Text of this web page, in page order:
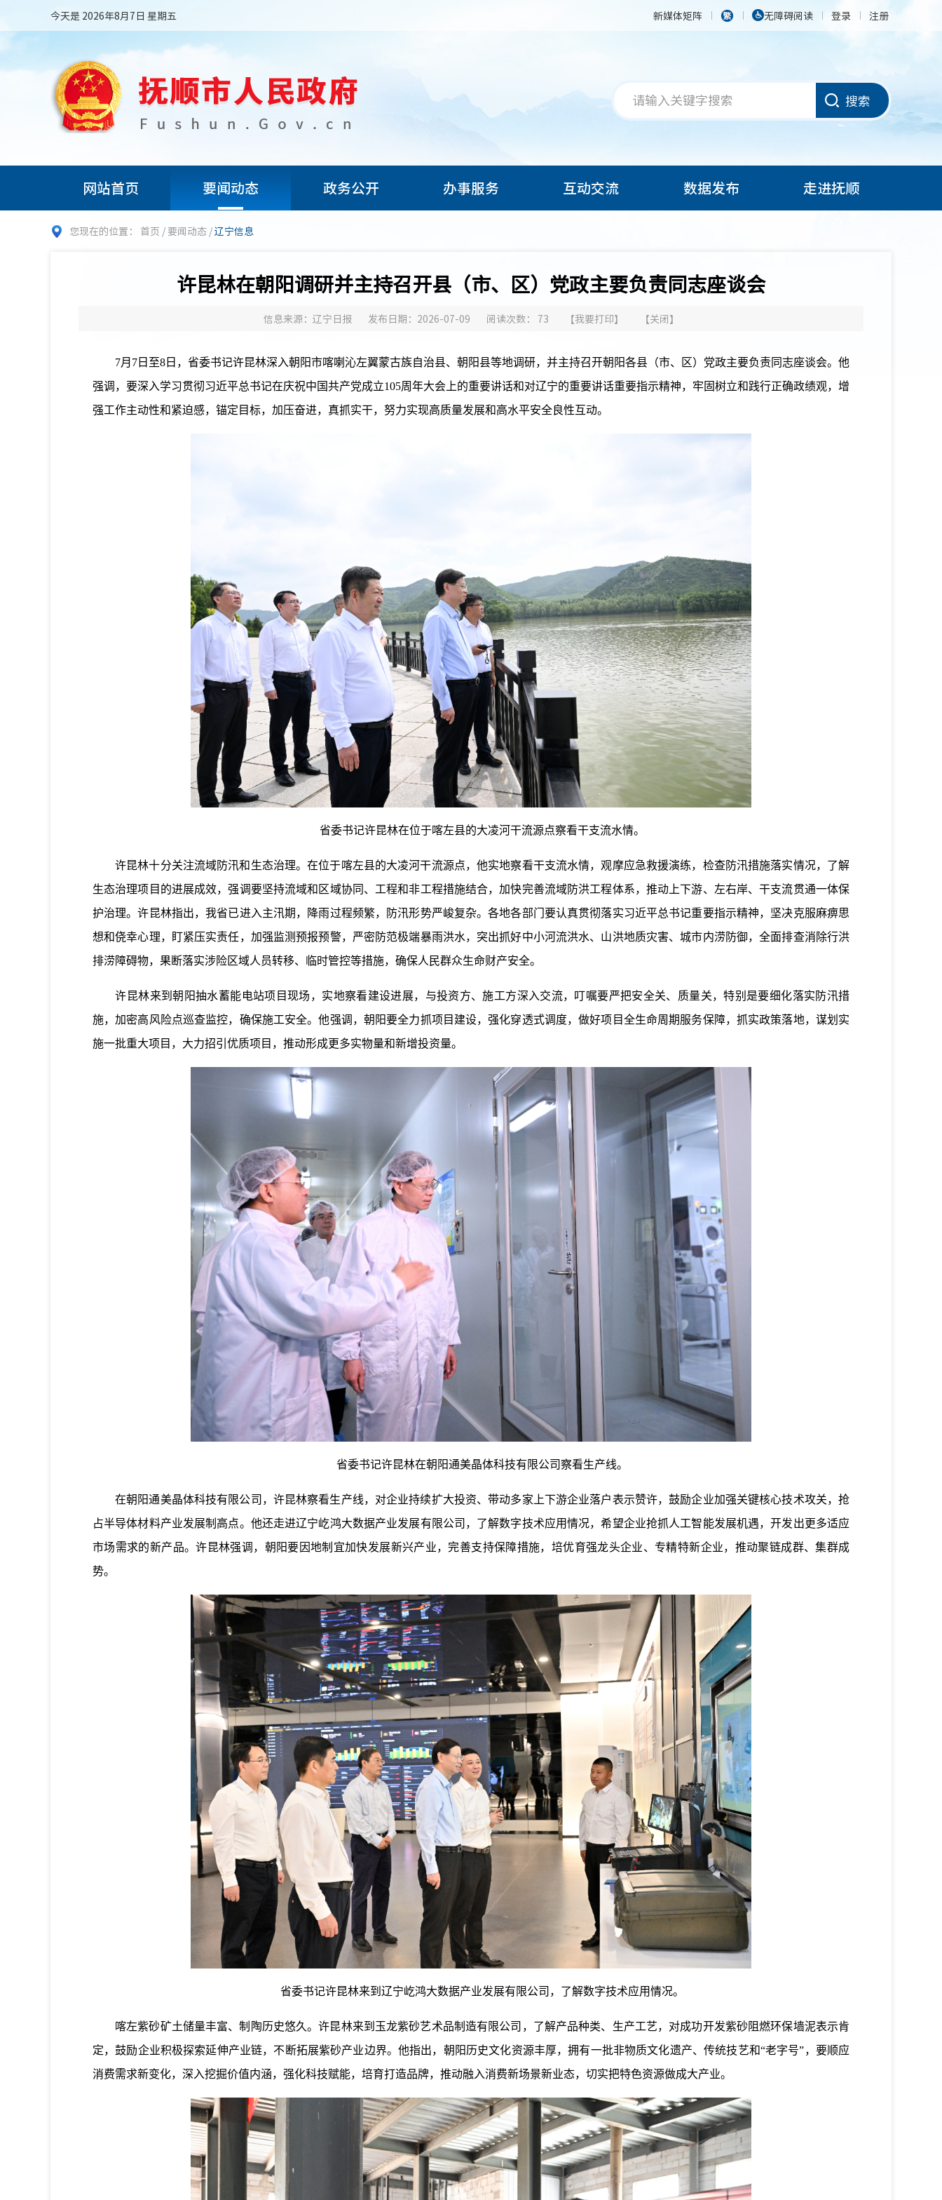
今天是 2026年8月7日 星期五 新媒体矩阵 无障碍阅读 登录 注册
搜索
网站首页 要闻动态 政务公开 办事服务 互动交流 数据发布 走进抚顺
您现在的位置： 首页 / 要闻动态 /辽宁信息
许昆林在朝阳调研并主持召开县（市、区）党政主要负责同志座谈会
信息来源：辽宁日报 发布日期：2026-07-09 阅读次数： 73 【我要打印】 【关闭】
7月7日至8日，省委书记许昆林深入朝阳市喀喇沁左翼蒙古族自治县、朝阳县等地调研，并主持召开朝阳各县（市、区）党政主要负责同志座谈会。他
强调，要深入学习贯彻习近平总书记在庆祝中国共产党成立105周年大会上的重要讲话和对辽宁的重要讲话重要指示精神，牢固树立和践行正确政绩观，增
强工作主动性和紧迫感，锚定目标，加压奋进，真抓实干，努力实现高质量发展和高水平安全良性互动。
省委书记许昆林在位于喀左县的大凌河干流源点察看干支流水情。
许昆林十分关注流域防汛和生态治理。在位于喀左县的大凌河干流源点，他实地察看干支流水情，观摩应急救援演练，检查防汛措施落实情况，了解
生态治理项目的进展成效，强调要坚持流域和区域协同、工程和非工程措施结合，加快完善流域防洪工程体系，推动上下游、左右岸、干支流贯通一体保
护治理。许昆林指出，我省已进入主汛期，降雨过程频繁，防汛形势严峻复杂。各地各部门要认真贯彻落实习近平总书记重要指示精神，坚决克服麻痹思
想和侥幸心理，盯紧压实责任，加强监测预报预警，严密防范极端暴雨洪水，突出抓好中小河流洪水、山洪地质灾害、城市内涝防御，全面排查消除行洪
排涝障碍物，果断落实涉险区域人员转移、临时管控等措施，确保人民群众生命财产安全。
许昆林来到朝阳抽水蓄能电站项目现场，实地察看建设进展，与投资方、施工方深入交流，叮嘱要严把安全关、质量关，特别是要细化落实防汛措
施，加密高风险点巡查监控，确保施工安全。他强调，朝阳要全力抓项目建设，强化穿透式调度，做好项目全生命周期服务保障，抓实政策落地，谋划实
施一批重大项目，大力招引优质项目，推动形成更多实物量和新增投资量。
省委书记许昆林在朝阳通美晶体科技有限公司察看生产线。
在朝阳通美晶体科技有限公司，许昆林察看生产线，对企业持续扩大投资、带动多家上下游企业落户表示赞许，鼓励企业加强关键核心技术攻关，抢
占半导体材料产业发展制高点。他还走进辽宁屹鸿大数据产业发展有限公司，了解数字技术应用情况，希望企业抢抓人工智能发展机遇，开发出更多适应
市场需求的新产品。许昆林强调，朝阳要因地制宜加快发展新兴产业，完善支持保障措施，培优育强龙头企业、专精特新企业，推动聚链成群、集群成
势。
省委书记许昆林来到辽宁屹鸿大数据产业发展有限公司，了解数字技术应用情况。
喀左紫砂矿土储量丰富、制陶历史悠久。许昆林来到玉龙紫砂艺术品制造有限公司，了解产品种类、生产工艺，对成功开发紫砂阻燃环保墙泥表示肯
定，鼓励企业积极探索延伸产业链，不断拓展紫砂产业边界。他指出，朝阳历史文化资源丰厚，拥有一批非物质文化遗产、传统技艺和“老字号”，要顺应
消费需求新变化，深入挖掘价值内涵，强化科技赋能，培育打造品牌，推动融入消费新场景新业态，切实把特色资源做成大产业。